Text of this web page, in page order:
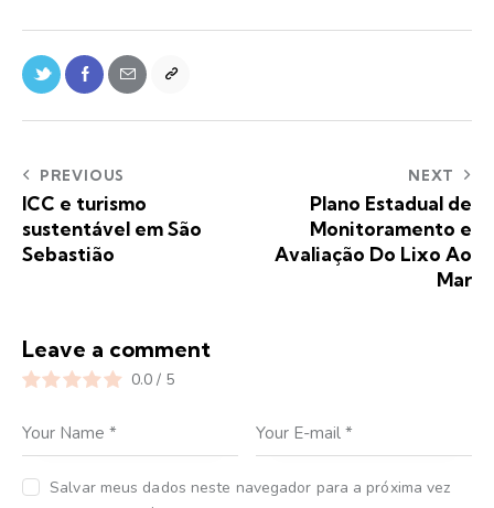
PREVIOUS
ICC e turismo
sustentável em São
Sebastião
NEXT
Plano Estadual de
Monitoramento e
Avaliação Do Lixo Ao
Mar
Leave a comment
0.0 / 5
Salvar meus dados neste navegador para a próxima vez